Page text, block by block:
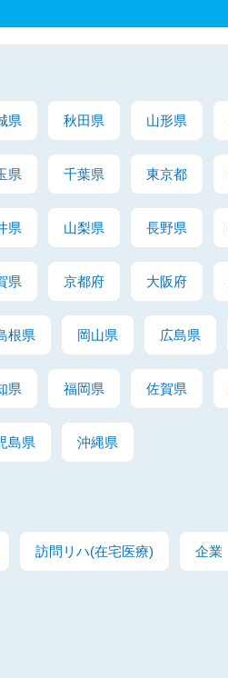
県 秋田県 山形県
県 千葉県 東京都
県 山梨県 長野県
県 京都府 大阪府
根県 岡山県 広島県
県 福岡県 佐賀県
島県 沖縄県
訪問リハ(在宅医療) 企業